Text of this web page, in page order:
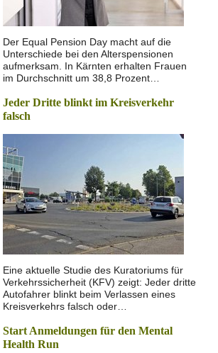
Der Equal Pension Day macht auf die
Unterschiede bei den Alterspensionen
aufmerksam. In Kärnten erhalten Frauen
im Durchschnitt um 38,8 Prozent…
Jeder Dritte blinkt im Kreisverkehr
falsch
Eine aktuelle Studie des Kuratoriums für
Verkehrssicherheit (KFV) zeigt: Jeder dritte
Autofahrer blinkt beim Verlassen eines
Kreisverkehrs falsch oder…
Start Anmeldungen für den Mental
Health Run